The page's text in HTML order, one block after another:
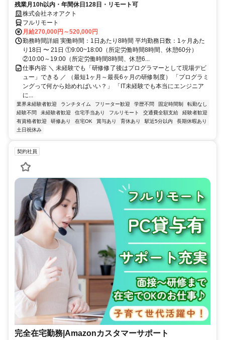
残業月10h以内・年間休日128日・リモート可
株式会社ネオアクト
フルリモート
月給270,000円～520,000円
勤務時間詳細 実働時間：1日あたり8時間 平均勤務日数：1ヶ月あた
り18日 〜 21日 ①9:00~18:00（所定労働時間8時間、休憩60分）
②10:00～19:00（所定労働時間8時間、休憩6...
仕事内容 ＼ 未経験でも「研修修了後はプログラマーとして現場デビ
ュー」できる ／ （最短1ヶ月～最長6ヶ月の研修制度） 「プログラミ
ングって何から始めればいい？」 「IT未経験でも本当にエンジニア
に...
業界未経験者歓迎 ランチタイム フリーター歓迎 学歴不問 固定時間制
転勤なし
経験不問
未経験者歓迎 住宅手当あり フルリモート 交通費全額支給
経験者歓迎
有資格者歓迎
研修あり 在宅OK 賞与あり 育休あり 駅近5分以内
長期休暇あり
土日祝休み
契約社員
完全在宅勤務|Amazonカスタマーサポート